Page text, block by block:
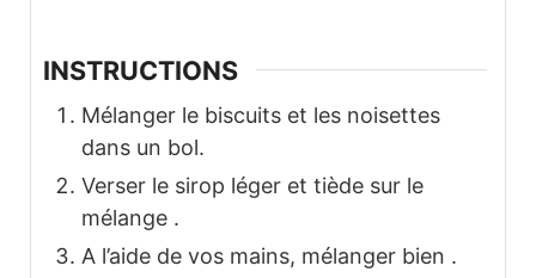
INSTRUCTIONS
Mélanger le biscuits et les noisettes
dans un bol.
Verser le sirop léger et tiède sur le
mélange .
A l’aide de vos mains, mélanger bien .